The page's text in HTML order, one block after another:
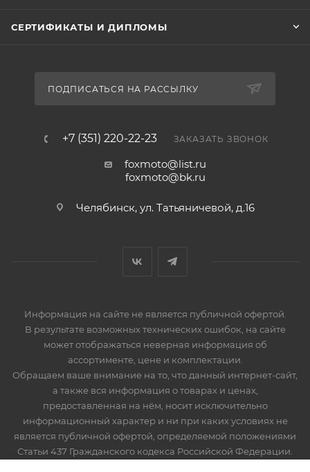
СЕРТИФИКАТЫ И ДИПЛОМЫ
ПОДПИСАТЬСЯ НА РАССЫЛКУ
+7 (351) 220-22-23 ЗАКАЗАТЬ ЗВОНОК
foxmoto@list.ru
foxmoto@bk.ru
Челябинск, ул. Татьяничевой, д.16
Информация на сайте не является публичной офертой.
В результате возможных технических ошибок, на сайте
может отображаться неверная информация об
ассортименте, цене и комплектации.
Обращаем ваше внимание на то, что данный интернет-сайт,
а также вся информация о товарах и ценах,
предоставленная на нём, носит исключительно
информационный характер и ни при каких условиях не
является публичной офертой, определяемой положениями
Статьи 437 Гражданского кодекса Российской Федерации.